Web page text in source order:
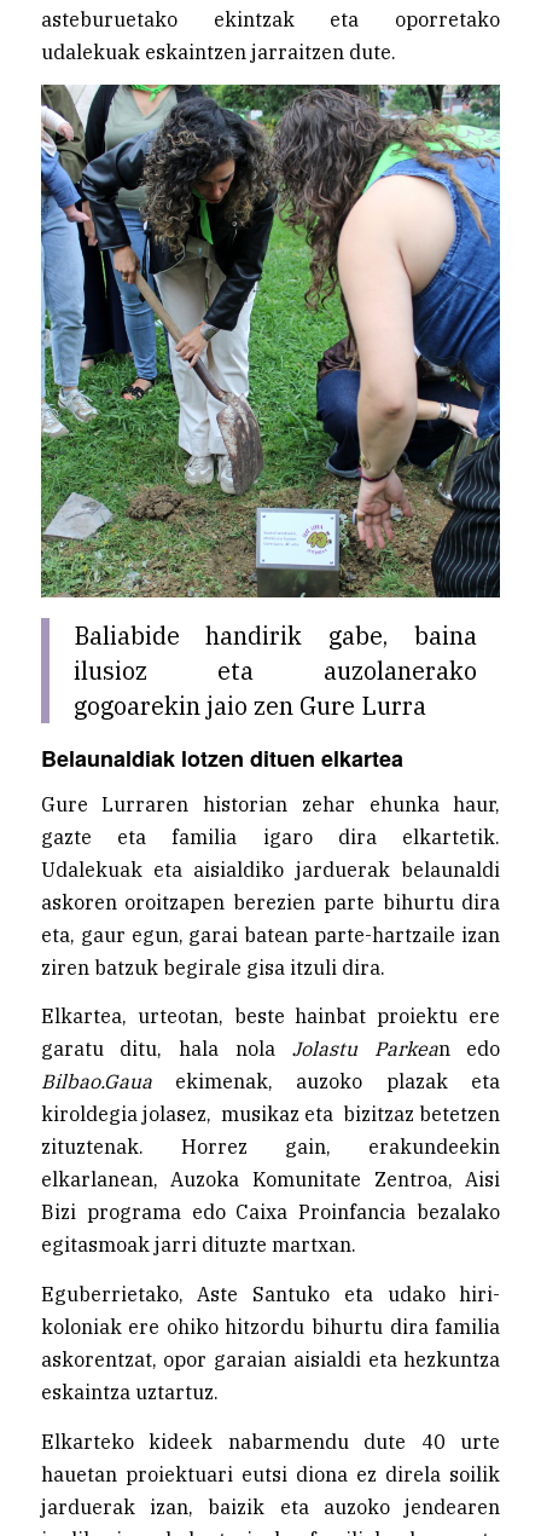
asteburuetako ekintzak eta oporretako
udalekuak eskaintzen jarraitzen dute.
Baliabide handirik gabe, baina
ilusioz eta auzolanerako
gogoarekin jaio zen Gure Lurra
Belaunaldiak lotzen dituen elkartea
Gure Lurraren historian zehar ehunka haur,
gazte eta familia igaro dira elkartetik.
Udalekuak eta aisialdiko jarduerak belaunaldi
askoren oroitzapen berezien parte bihurtu dira
eta, gaur egun, garai batean parte-hartzaile izan
ziren batzuk begirale gisa itzuli dira.
Elkartea, urteotan, beste hainbat proiektu ere
garatu ditu, hala nola Jolastu Parkean edo
Bilbao.Gauaekimenak, auzoko plazak eta
kiroldegia jolasez, musikaz eta bizitzaz betetzen
zituztenak. Horrez gain, erakundeekin
elkarlanean, Auzoka Komunitate Zentroa, Aisi
Bizi programa edo Caixa Proinfancia bezalako
egitasmoak jarri dituzte martxan.
Eguberrietako, Aste Santuko eta udako hiri-
koloniak ere ohiko hitzordu bihurtu dira familia
askorentzat, opor garaian aisialdi eta hezkuntza
eskaintza uztartuz.
Elkarteko kideek nabarmendu dute 40 urte
hauetan proiektuari eutsi diona ez direla soilik
jarduerak izan, baizik eta auzoko jendearen